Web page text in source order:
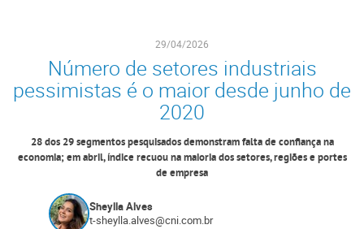
29/04/2026
Número de setores industriais
pessimistas é o maior desde junho de
2020
28 dos 29 segmentos pesquisados demonstram falta de confiança na
economia; em abril, índice recuou na maioria dos setores, regiões e portes
de empresa
Sheylla Alves
t-sheylla.alves@cni.com.br